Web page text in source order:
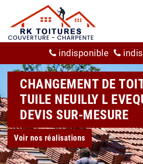
indisponible
CHANGEMENT DE
TUILE NEUILLY L
DEVIS SUR-MESURE
Voir nos réalisations